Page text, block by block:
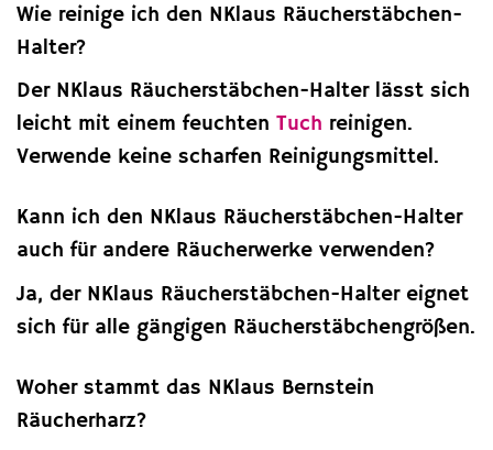
Wie reinige ich den NKlaus Räucherstäbchen-
Halter?
Der NKlaus Räucherstäbchen-Halter lässt sich
leicht mit einem feuchten Tuch reinigen.
Verwende keine scharfen Reinigungsmittel.
Kann ich den NKlaus Räucherstäbchen-Halter
auch für andere Räucherwerke verwenden?
Ja, der NKlaus Räucherstäbchen-Halter eignet
sich für alle gängigen Räucherstäbchengrößen.
Woher stammt das NKlaus Bernstein
Räucherharz?